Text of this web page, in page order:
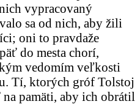
vypracovaný
sa od nich, aby žili
oni to pravdaže
do mesta chorí,
vedomím veľkosti
Tí, ktorých gróf Tolstoj
pamäti, aby ich obrátil